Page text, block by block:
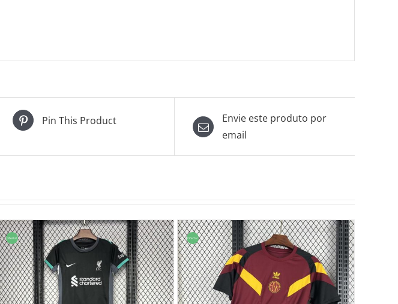
Pin This Product
Envie este produto por
email
Oferta! Oferta!